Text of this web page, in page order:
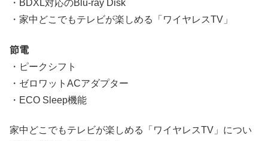
・BDXL対応のBlu-ray Disk
・家中どこでもテレビが楽しめる「ワイヤレスTV」
節電
・ピークシフト
・ゼロワットACアダプター
・ECO Sleep機能
家中どこでもテレビが楽しめる「ワイヤレスTV」につい